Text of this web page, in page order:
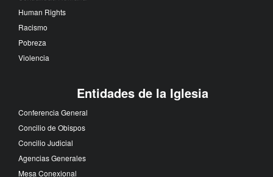
Human Rights
Racismo
Pobreza
Violencia
Entidades de la Iglesia
Conferencia General
Concilio de Obispos
Concilio Judicial
Agencias Generales
Mesa Conexional